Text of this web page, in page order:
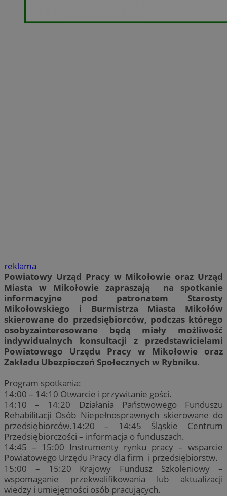
reklama
Powiatowy Urząd Pracy w Mikołowie oraz Urząd
Miasta w Mikołowie zapraszają na spotkanie
informacyjne pod patronatem Starosty
Mikołowskiego i Burmistrza Miasta Mikołów
skierowane do przedsiębiorców, podczas którego
osobyzainteresowane będą miały możliwość
indywidualnych konsultacji z przedstawicielami
Powiatowego Urzędu Pracy w Mikołowie oraz
Zakładu Ubezpieczeń Społecznych w Rybniku.
Program spotkania:
14:00 – 14:10 Otwarcie i przywitanie gości.
14:10 – 14:20 Działania Państwowego Funduszu
Rehabilitacji Osób Niepełnosprawnych skierowane do
przedsiębiorców.14:20 – 14:45 Śląskie Centrum
Przedsiębiorczości – informacja o funduszach.
14:45 – 15:00 Instrumenty rynku pracy – wsparcie
Powiatowego Urzędu Pracy dla firm i przedsiębiorstw.
15:00 – 15:20 Krajowy Fundusz Szkoleniowy –
wspomaganie przekwalifikowania lub aktualizacji
wiedzy i umiejętności osób pracujących.